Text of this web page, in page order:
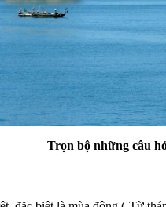
Trọn bộ những câu